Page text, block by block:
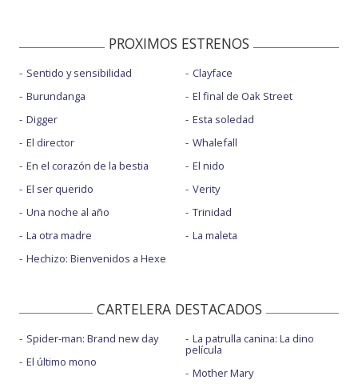
PROXIMOS ESTRENOS
Sentido y sensibilidad
Burundanga
Digger
El director
En el corazón de la bestia
El ser querido
Una noche al año
La otra madre
Hechizo: Bienvenidos a Hexe
Clayface
El final de Oak Street
Esta soledad
Whalefall
El nido
Verity
Trinidad
La maleta
CARTELERA DESTACADOS
Spider-man: Brand new day
El último mono
La patrulla canina: La dino
película
Mother Mary